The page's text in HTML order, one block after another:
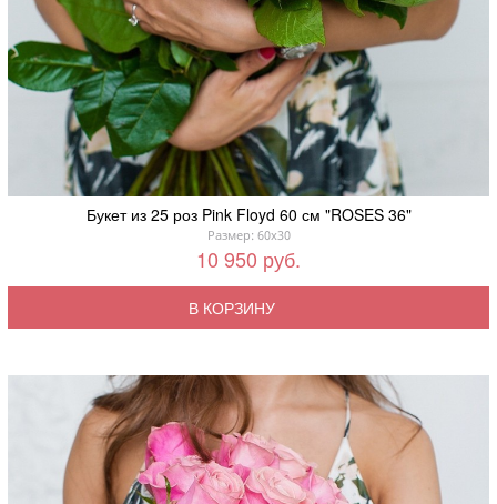
Букет из 25 роз Pink Floyd 60 см "ROSES 36"
Размер: 60x30
10 950 руб.
В КОРЗИНУ